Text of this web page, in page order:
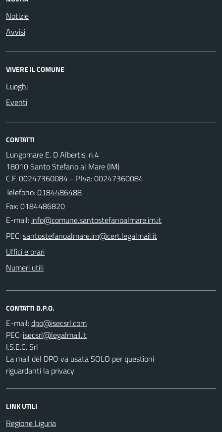
Notizie
Avvisi
VIVERE IL COMUNE
Luoghi
Eventi
CONTATTI
Lungomare E. D Albertis, n.4
18010 Santo Stefano al Mare (IM)
C.F. 00247360084 - P.Iva: 00247360084
Telefono:0184486488
Fax: 0184486820
E-mail:
PEC:
Uffici e orari
Numeri utili
CONTATTI D.P.O.
E-mail:
PEC:
I.S.E.C. Srl
La mail del DPO va usata SOLO per questioni
riguardanti la privacy
LINK UTILI
Regione Liguria